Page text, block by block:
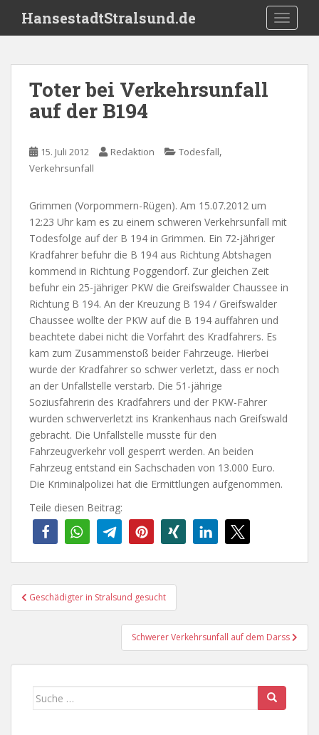
i
HansestadtStralsund.de
Toter bei Verkehrsunfall
auf der B194
15. Juli 2012 Redaktion Todesfall,
Verkehrsunfall
Grimmen (Vorpommern-Rügen). Am 15.07.2012 um
12:23 Uhr kam es zu einem schweren Verkehrsunfall mit
Todesfolge auf der B 194 in Grimmen. Ein 72-jähriger
Kradfahrer befuhr die B 194 aus Richtung Abtshagen
kommend in Richtung Poggendorf. Zur gleichen Zeit
befuhr ein 25-jähriger PKW die Greifswalder Chaussee in
Richtung B 194. An der Kreuzung B 194 / Greifswalder
Chaussee wollte der PKW auf die B 194 auffahren und
beachtete dabei nicht die Vorfahrt des Kradfahrers. Es
kam zum Zusammenstoß beider Fahrzeuge. Hierbei
wurde der Kradfahrer so schwer verletzt, dass er noch
an der Unfallstelle verstarb. Die 51-jährige
Soziusfahrerin des Kradfahrers und der PKW-Fahrer
wurden schwerverletzt ins Krankenhaus nach Greifswald
gebracht. Die Unfallstelle musste für den
Fahrzeugverkehr voll gesperrt werden. An beiden
Fahrzeug entstand ein Sachschaden von 13.000 Euro.
Die Kriminalpolizei hat die Ermittlungen aufgenommen.
Teile diesen Beitrag:
Beitragsnavigation
Geschädigter in Stralsund gesucht
Schwerer Verkehrsunfall auf dem Darss
Suche